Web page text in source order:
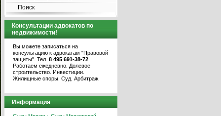
Поиск
Консультации адвокатов по
недвижимости!
Вы можете записаться на
консультацию к адвокатам "Правовой
защиты". Тел. 8 495 691-38-72
Работаем ежедневно. Долевое
строительство. Инвестиции.
Жилищные споры. Суд. Арбитраж.
Информация